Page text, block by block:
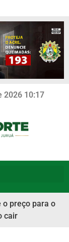
2026 10:17
o preço para o
cair